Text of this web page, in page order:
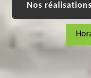
Nos réalisations